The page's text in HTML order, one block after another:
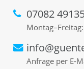
07082
Anfrage per E-